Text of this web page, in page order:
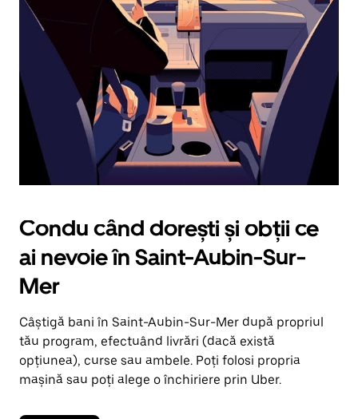
în
jos.
Închide
calendarul
apăsând
pe
butonul
Escape.
Condu când dorești și obții ce
ai nevoie în Saint-Aubin-Sur-
Mer
Câștigă bani în Saint-Aubin-Sur-Mer după propriul
tău program, efectuând livrări (dacă există
opțiunea), curse sau ambele. Poți folosi propria
mașină sau poți alege o închiriere prin Uber.